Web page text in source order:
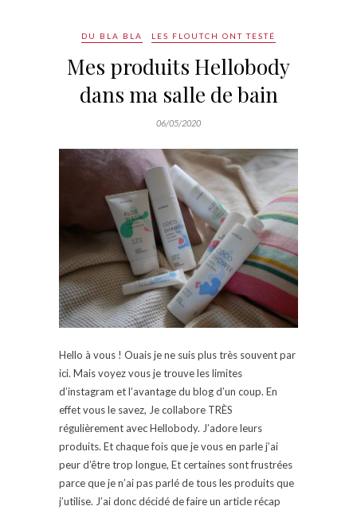
DU BLA BLA LES FLOUTCH ONT TESTÉ
Mes produits Hellobody
dans ma salle de bain
06/05/2020
Hello à vous ! Ouais je ne suis plus très souvent par
ici. Mais voyez vous je trouve les limites
d’instagram et l’avantage du blog d’un coup. En
effet vous le savez, Je collabore TRÈS
régulièrement avec Hellobody. J’adore leurs
produits. Et chaque fois que je vous en parle j’ai
peur d’être trop longue, Et certaines sont frustrées
parce que je n’ai pas parlé de tous les produits que
j’utilise. J’ai donc décidé de faire un article récap